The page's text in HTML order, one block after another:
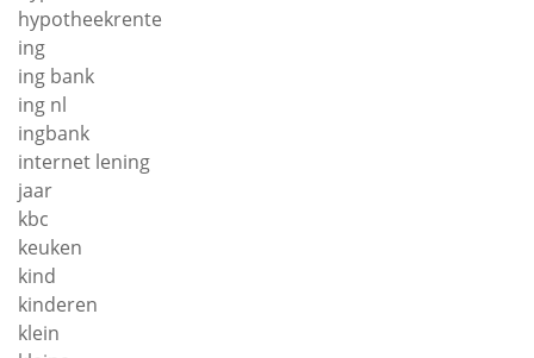
hypotheekrente
ing
ing bank
ing nl
ingbank
internet lening
jaar
kbc
keuken
kind
kinderen
klein